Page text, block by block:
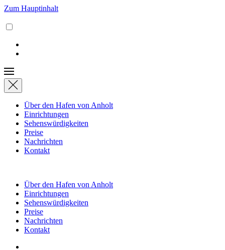
Zum Hauptinhalt
Über den Hafen von Anholt
Einrichtungen
Sehenswürdigkeiten
Preise
Nachrichten
Kontakt
Über den Hafen von Anholt
Einrichtungen
Sehenswürdigkeiten
Preise
Nachrichten
Kontakt